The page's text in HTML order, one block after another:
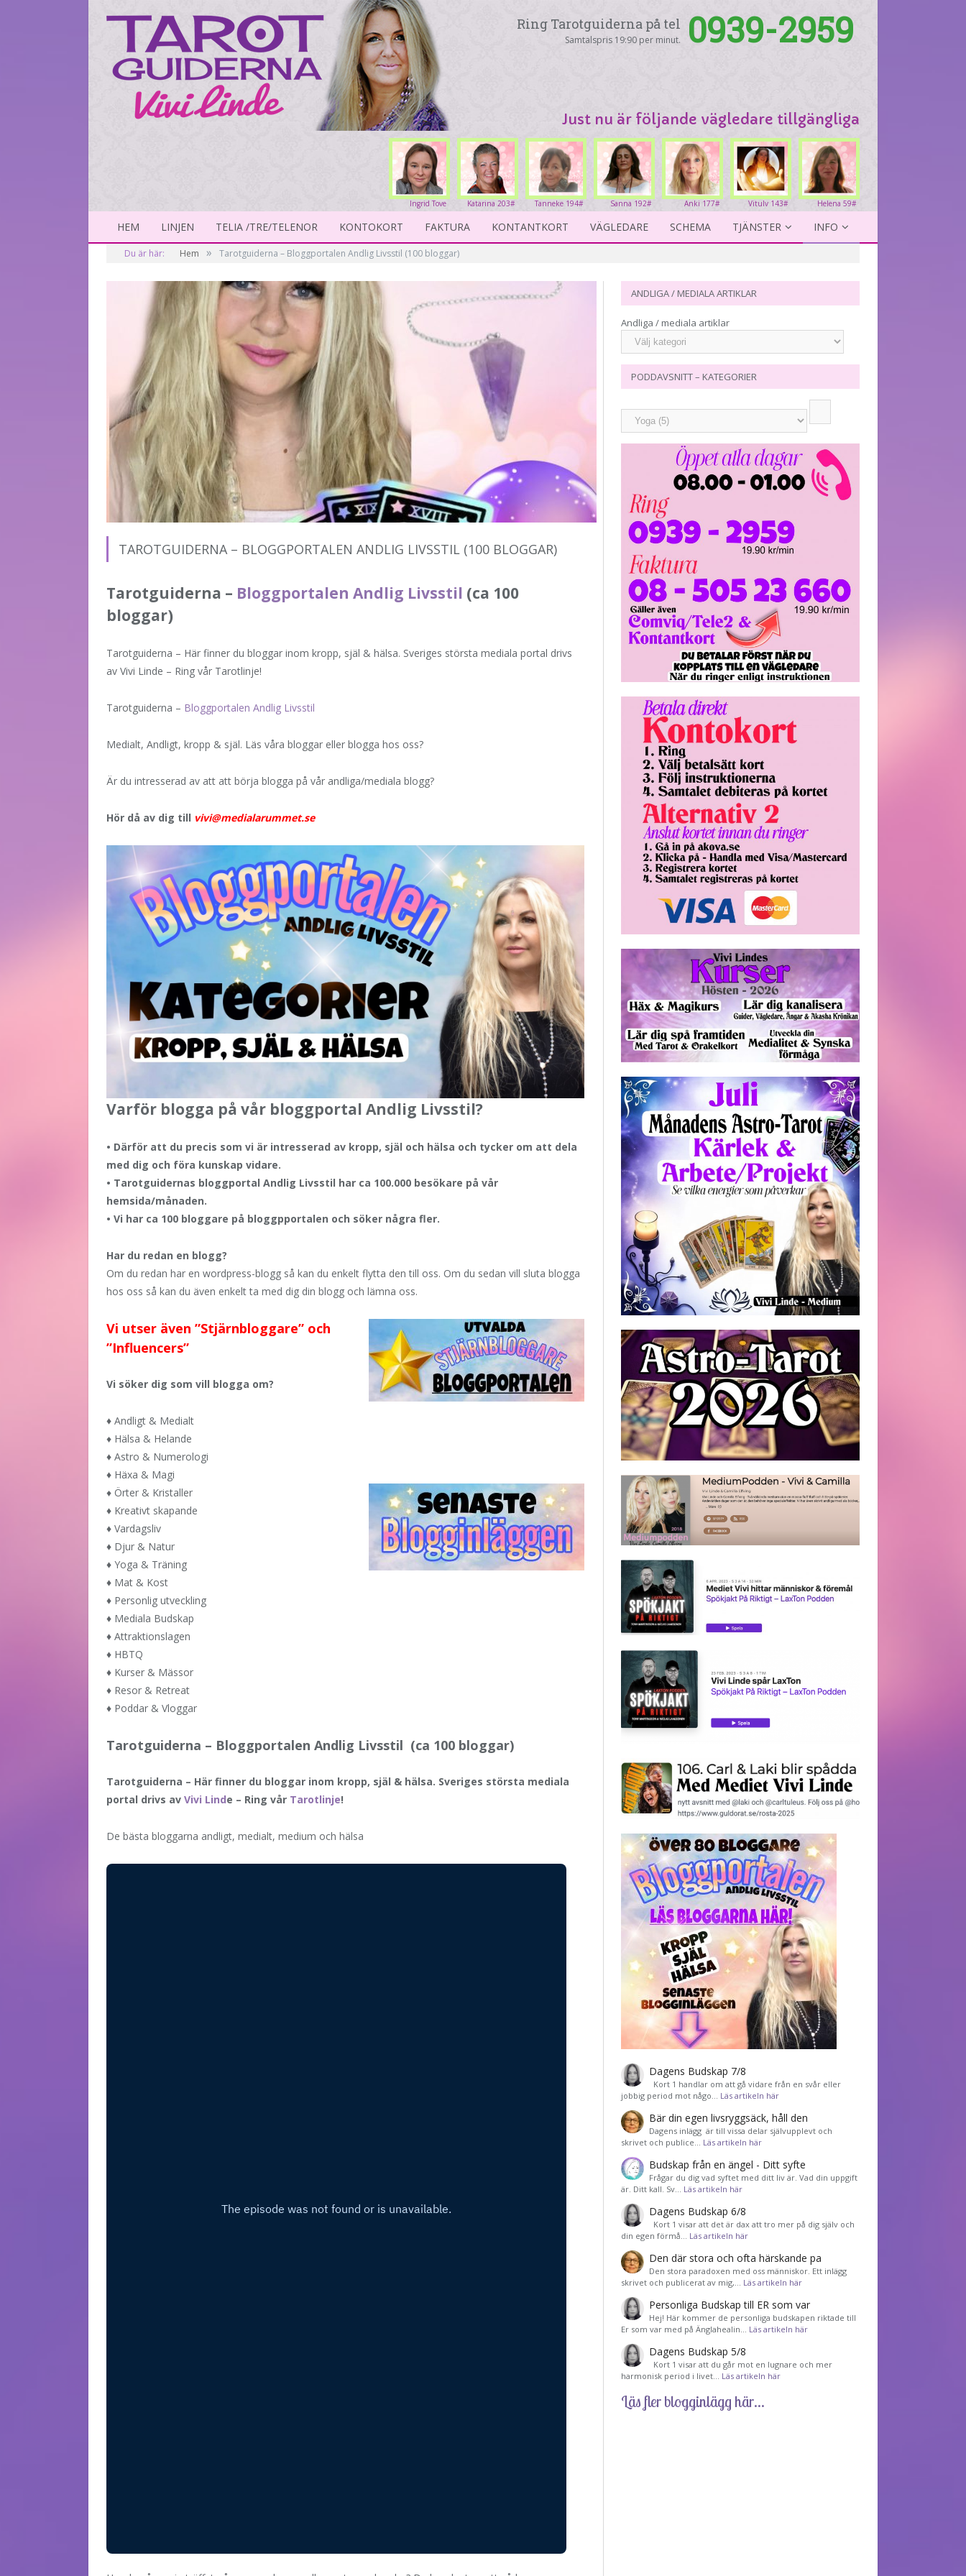
Ring Tarotguiderna på tel
Samtalspris 19:90 per minut. 0939-2959
Just nu är följande vägledare tillgängliga
Helena 59#
Vitulv 143#
Anki 177#
Sanna 192#
Tanneke 194#
Katarina 203#
Ingrid Tove
234#
HEM LINJEN TELIA /TRE/TELENOR KONTOKORT FAKTURA KONTANTKORT VÄGLEDARE SCHEMA TJÄNSTER INFO
Du är här: Hem » Tarotguiderna – Bloggportalen Andlig Livsstil (100 bloggar)
TAROTGUIDERNA – BLOGGPORTALEN ANDLIG LIVSSTIL (100 BLOGGAR)
Tarotguiderna – Bloggportalen Andlig Livsstil (ca 100
bloggar)
Tarotguiderna – Här finner du bloggar inom kropp, själ & hälsa. Sveriges största mediala portal drivs
av Vivi Linde – Ring vår Tarotlinje!
Tarotguiderna – Bloggportalen Andlig Livsstil
Medialt, Andligt, kropp & själ. Läs våra bloggar eller blogga hos oss?
Är du intresserad av att att börja blogga på vår andliga/mediala blogg?
Hör då av dig till vivi@medialarummet.se
Varför blogga på vår bloggportal Andlig Livsstil?
• Därför att du precis som vi är intresserad av kropp, själ och hälsa och tycker om att dela
med dig och föra kunskap vidare.
• Tarotguidernas bloggportal Andlig Livsstil har ca 100.000 besökare på vår
hemsida/månaden.
• Vi har ca 100 bloggare på bloggpportalen och söker några fler.
Har du redan en blogg?
Om du redan har en wordpress-blogg så kan du enkelt flytta den till oss. Om du sedan vill sluta blogga
hos oss så kan du även enkelt ta med dig din blogg och lämna oss.
Vi utser även ”Stjärnbloggare” och
”Influencers”
Vi söker dig som vill blogga om?
♦ Andligt & Medialt
♦ Hälsa & Helande
♦ Astro & Numerologi
♦ Häxa & Magi
♦ Örter & Kristaller
♦ Kreativt skapande
♦ Vardagsliv
♦ Djur & Natur
♦ Yoga & Träning
♦ Mat & Kost
♦ Personlig utveckling
♦ Mediala Budskap
♦ Attraktionslagen
♦ HBTQ
♦ Kurser & Mässor
♦ Resor & Retreat
♦ Poddar & Vloggar
Tarotguiderna – Bloggportalen Andlig Livsstil (ca 100 bloggar)
Tarotguiderna – Här finner du bloggar inom kropp, själ & hälsa. Sveriges största mediala
portal drivs av Vivi Linde – Ring vår Tarotlinje!
De bästa bloggarna andligt, medialt, medium och hälsa
ANDLIGA / MEDIALA ARTIKLAR
Andliga / mediala artiklar
PODDAVSNITT – KATEGORIER
Dagens Budskap 7/8
Kort 1 handlar om att gå vidare från en svår eller
jobbig period mot någo… Läs artikeln här
Bär din egen livsryggsäck, håll den
Dagens inlägg är till vissa delar självupplevt och
skrivet och publice… Läs artikeln här
Budskap från en ängel - Ditt syfte
Frågar du dig vad syftet med ditt liv är. Vad din uppgift
är. Ditt kall. Sv… Läs artikeln här
Dagens Budskap 6/8
Kort 1 visar att det är dax att tro mer på dig själv och
din egen förmå… Läs artikeln här
Den där stora och ofta härskande pa
Den stora paradoxen med oss människor. Ett inlägg
skrivet och publicerat av mig,… Läs artikeln här
Personliga Budskap till ER som var
Hej! Här kommer de personliga budskapen riktade till
Er som var med på Änglahealin… Läs artikeln här
Dagens Budskap 5/8
Kort 1 visar att du går mot en lugnare och mer
harmonisk period i livet… Läs artikeln här
Läs fler blogginlägg här...